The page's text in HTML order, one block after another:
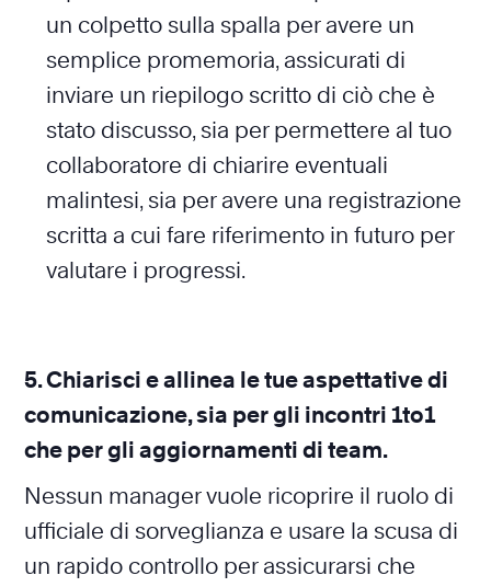
un colpetto sulla spalla per avere un
semplice promemoria, assicurati di
inviare un riepilogo scritto di ciò che è
stato discusso, sia per permettere al tuo
collaboratore di chiarire eventuali
malintesi, sia per avere una registrazione
scritta a cui fare riferimento in futuro per
valutare i progressi.
5. Chiarisci e allinea le tue aspettative di
comunicazione, sia per gli incontri 1to1
che per gli aggiornamenti di team.
Nessun manager vuole ricoprire il ruolo di
ufficiale di sorveglianza e usare la scusa di
un rapido controllo per assicurarsi che